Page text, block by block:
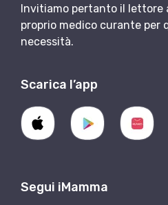
Invitiamo pertanto il lettore
proprio medico curante per
necessità.
Scarica l’app
Segui iMamma